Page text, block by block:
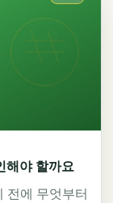
해야 할까요
전에 무엇부터